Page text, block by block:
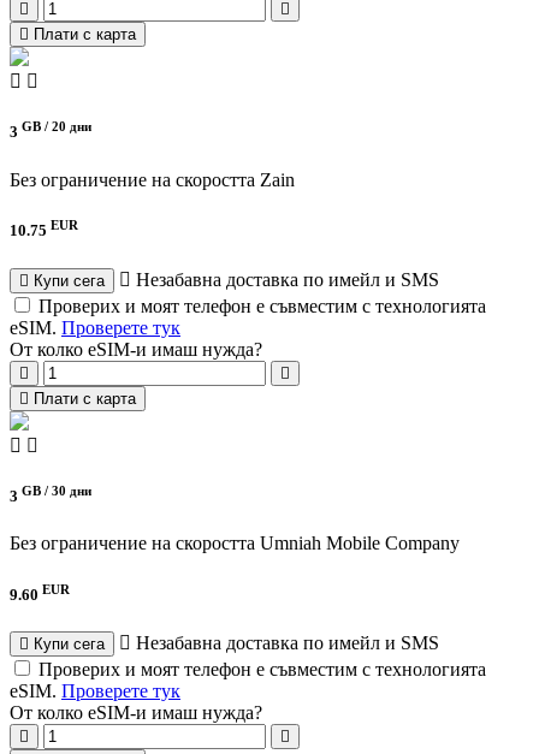
Плати с карта
3 GB / 20 дни
Без ограничение на скоростта Zain
10.75 EUR
Купи сега
Незабавна доставка по имейл и SMS
Проверих и моят телефон е съвместим с технологията
eSIM. Проверете тук
От колко eSIM-и имаш нужда?
Плати с карта
3 GB / 30 дни
Без ограничение на скоростта Umniah Mobile Company
9.60 EUR
Купи сега
Незабавна доставка по имейл и SMS
Проверих и моят телефон е съвместим с технологията
eSIM. Проверете тук
От колко eSIM-и имаш нужда?